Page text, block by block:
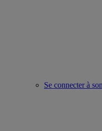
Se connecter à